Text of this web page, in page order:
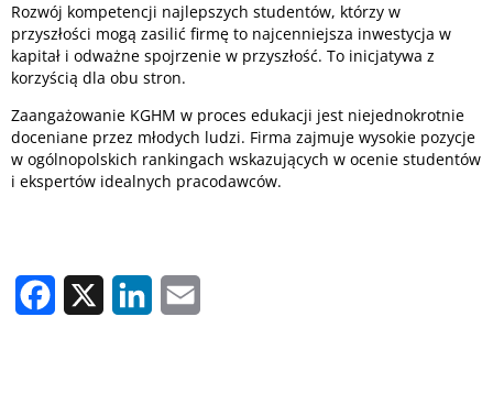
Rozwój kompetencji najlepszych studentów, którzy w
przyszłości mogą zasilić firmę to najcenniejsza inwestycja w
kapitał i odważne spojrzenie w przyszłość. To inicjatywa z
korzyścią dla obu stron.
Zaangażowanie KGHM w proces edukacji jest niejednokrotnie
doceniane przez młodych ludzi. Firma zajmuje wysokie pozycje
w ogólnopolskich rankingach wskazujących w ocenie studentów
i ekspertów idealnych pracodawców.
Facebook LinkedIn